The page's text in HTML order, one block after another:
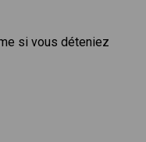
si vous déteniez